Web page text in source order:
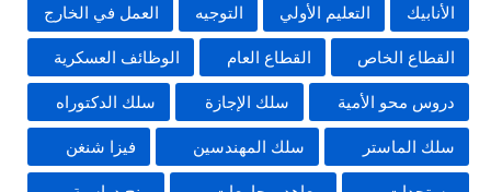
الأنابيك التعليم الأولي التوجيه العمل في الخارج
القطاع الخاص القطاع العام الوظائف العسكرية
دروس محو الأمية سلك الإجازة سلك الدكتوراه
سلك الماستر سلك المهندسين فيزا شنغن